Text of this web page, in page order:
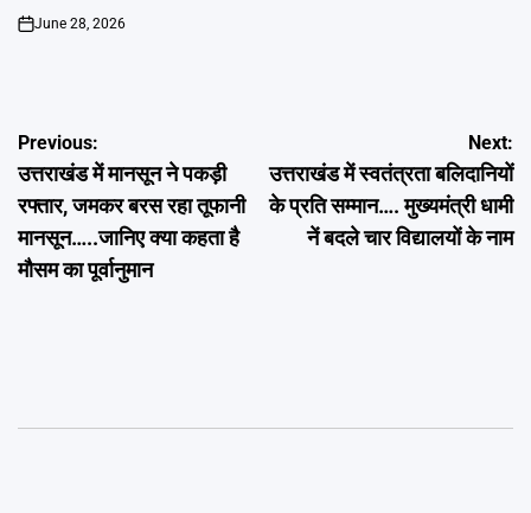
on
June 28, 2026
Post
navigation
Previous:
उत्तराखंड में मानसून ने पकड़ी
रफ्तार, जमकर बरस रहा तूफानी
मानसून…..जानिए क्या कहता है
मौसम का पूर्वानुमान
Next:
उत्तराखंड में स्वतंत्रता बलिदानियों
के प्रति सम्मान…. मुख्यमंत्री धामी
नें बदले चार विद्यालयों के नाम